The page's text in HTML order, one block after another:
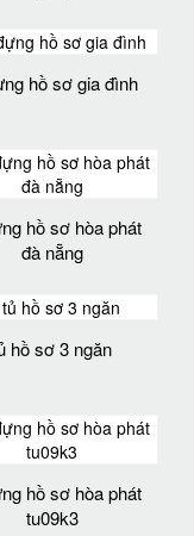
hồ sơ gia đình
hồ sơ hòa phát
đà nẵng
hồ sơ 3 ngăn
hồ sơ hòa phát
tu09k3